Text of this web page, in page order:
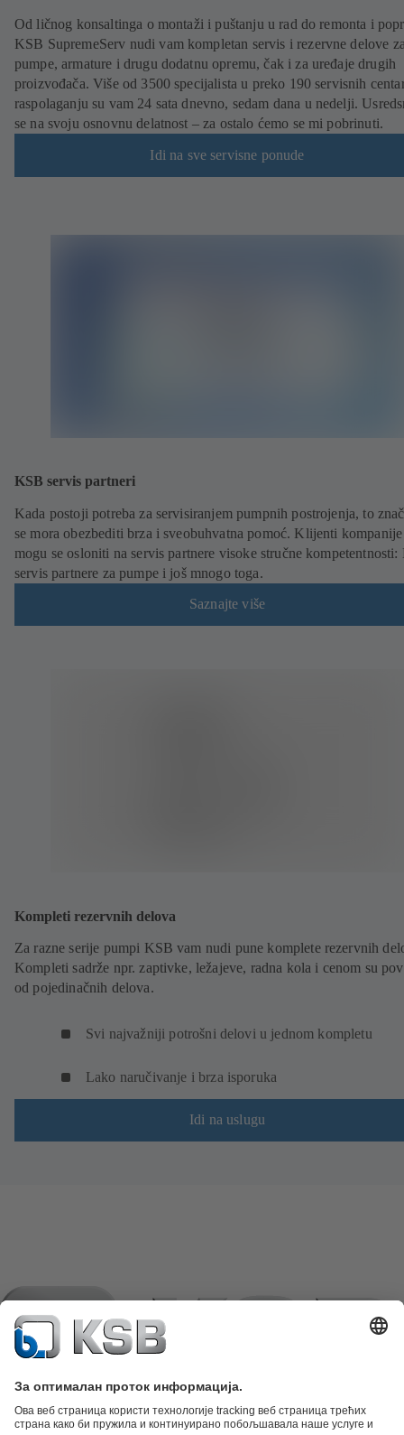
Od ličnog konsaltinga o montaži i puštanju u rad do remonta i
KSB SupremeServ nudi vam kompletan servis i rezervne delove
pumpe, armature i drugu dodatnu opremu, čak i za uređaje drugih
proizvođača. Više od 3500 specijalista u preko 190 servisnih
raspolaganju su vam 24 sata dnevno, sedam dana u nedelji.
se na svoju osnovnu delatnost – za ostalo ćemo se mi pobrinuti.
Idi na sve servisne ponude
KSB servis partneri
Kada postoji potreba za servisiranjem pumpnih postrojenja, to
se mora obezbediti brza i sveobuhvatna pomoć. Klijenti
mogu se osloniti na servis partnere visoke stručne
servis partnere za pumpe i još mnogo toga.
Saznajte više
Kompleti rezervnih delova
Za razne serije pumpi KSB vam nudi pune komplete rezervnih
Kompleti sadrže npr. zaptivke, ležajeve, radna kola i cenom su
od pojedinačnih delova.
Svi najvažniji potrošni delovi u jednom kompletu
Lako naručivanje i brza isporuka
Idi na uslugu